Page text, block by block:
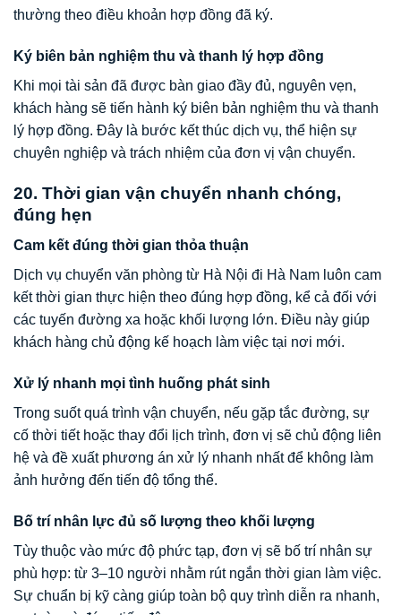
thường theo điều khoản hợp đồng đã ký.
Ký biên bản nghiệm thu và thanh lý hợp đồng
Khi mọi tài sản đã được bàn giao đầy đủ, nguyên vẹn,
khách hàng sẽ tiến hành ký biên bản nghiệm thu và thanh
lý hợp đồng. Đây là bước kết thúc dịch vụ, thể hiện sự
chuyên nghiệp và trách nhiệm của đơn vị vận chuyển.
20. Thời gian vận chuyển nhanh chóng,
đúng hẹn
Cam kết đúng thời gian thỏa thuận
Dịch vụ chuyển văn phòng từ Hà Nội đi Hà Nam luôn cam
kết thời gian thực hiện theo đúng hợp đồng, kể cả đối với
các tuyến đường xa hoặc khối lượng lớn. Điều này giúp
khách hàng chủ động kế hoạch làm việc tại nơi mới.
Xử lý nhanh mọi tình huống phát sinh
Trong suốt quá trình vận chuyển, nếu gặp tắc đường, sự
cố thời tiết hoặc thay đổi lịch trình, đơn vị sẽ chủ động liên
hệ và đề xuất phương án xử lý nhanh nhất để không làm
ảnh hưởng đến tiến độ tổng thể.
Bố trí nhân lực đủ số lượng theo khối lượng
Tùy thuộc vào mức độ phức tạp, đơn vị sẽ bố trí nhân sự
phù hợp: từ 3–10 người nhằm rút ngắn thời gian làm việc.
Sự chuẩn bị kỹ càng giúp toàn bộ quy trình diễn ra nhanh,